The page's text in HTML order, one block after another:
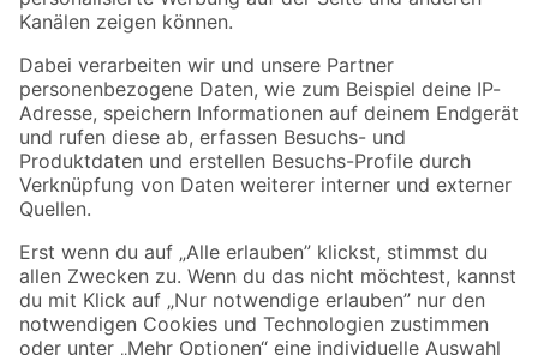
Folge uns
Zahlungsarten Versandarten
Sicher einkaufen
Jetzt die toom-App herunterladen